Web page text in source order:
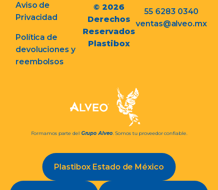
Aviso de
Privacidad
Política de
devoluciones y
reembolsos
© 2026
Derechos
Reservados
Plastibox
55 6283 0340
ventas@alveo.mx
Formamos parte del Grupo Alveo. Somos tu proveedor confiable.
Plastibox Estado de México